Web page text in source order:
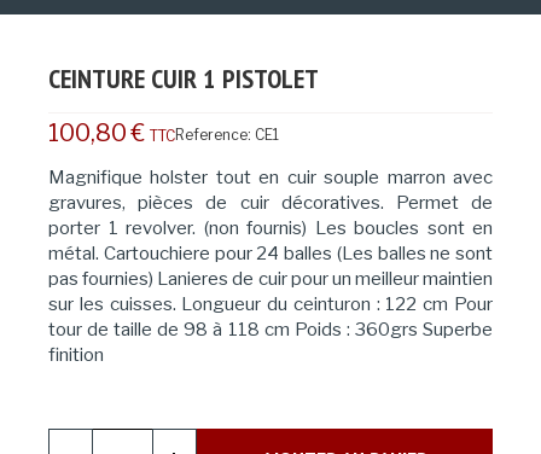
CEINTURE CUIR 1 PISTOLET
100,80 € TTCReference: CE1
Magnifique holster tout en cuir souple marron avec
gravures, pièces de cuir décoratives. Permet de
porter 1 revolver. (non fournis) Les boucles sont en
métal. Cartouchiere pour 24 balles (Les balles ne sont
pas fournies) Lanieres de cuir pour un meilleur maintien
sur les cuisses. Longueur du ceinturon : 122 cm Pour
tour de taille de 98 à 118 cm Poids : 360grs Superbe
finition